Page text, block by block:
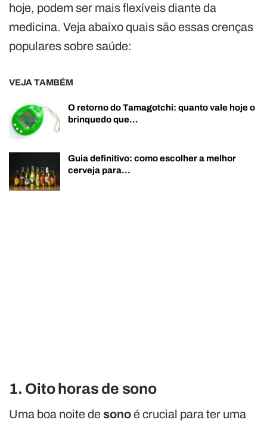
hoje, podem ser mais flexíveis diante da
medicina. Veja abaixo quais são essas crenças
populares sobre saúde:
VEJA TAMBÉM
O retorno do Tamagotchi: quanto vale hoje o
brinquedo que…
Guia definitivo: como escolher a melhor
cerveja para…
1. Oito horas de sono
Uma boa noite desonoé crucial para ter uma